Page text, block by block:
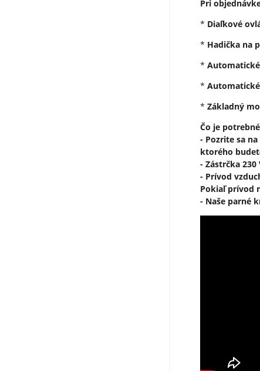
Pri
* Diaľkové
* Hadička na
*
*
* Základný
Čo je
- Pozrite sa
ktorého
- Zástrčka
- Prívod
Pokiaľ prívod
- Naše parné